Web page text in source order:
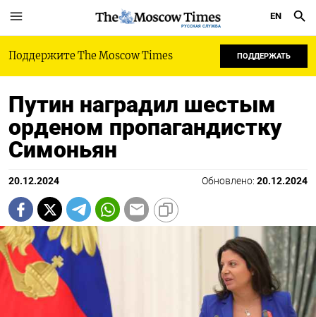
РУССКАЯ СЛУЖБА
EN
Поддержите The Moscow Times ПОДДЕРЖАТЬ
Путин наградил шестым
орденом пропагандистку
Симоньян
20.12.2024 Обновлено: 20.12.2024